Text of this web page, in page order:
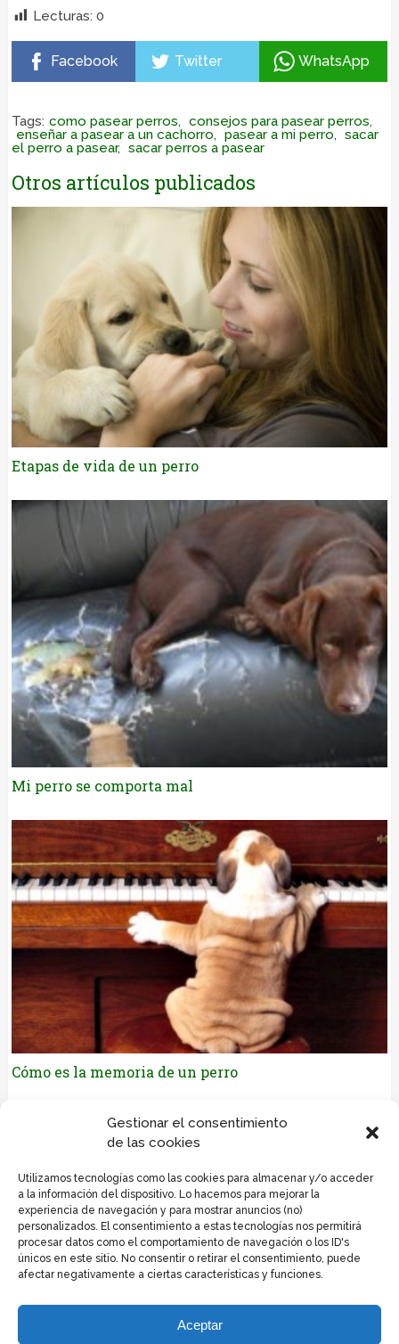
Gestionar el consentimiento
de las cookies
Utilizamos tecnologías como las cookies para almacenar y/o acceder
a la información del dispositivo. Lo hacemos para mejorar la
experiencia de navegación y para mostrar anuncios (no)
personalizados. El consentimiento a estas tecnologías nos permitirá
procesar datos como el comportamiento de navegación o los ID's
únicos en este sitio. No consentir o retirar el consentimiento, puede
afectar negativamente a ciertas características y funciones.
Aceptar
Lecturas: 0
Facebook Twitter WhatsApp
Tags: como pasear perros, consejos para pasear perros,
enseñar a pasear a un cachorro, pasear a mi perro, sacar
el perro a pasear, sacar perros a pasear
Otros artículos publicados
Etapas de vida de un perro
Mi perro se comporta mal
Cómo es la memoria de un perro
Déjanos tus comentarios
comentario.
Informacion de cookies